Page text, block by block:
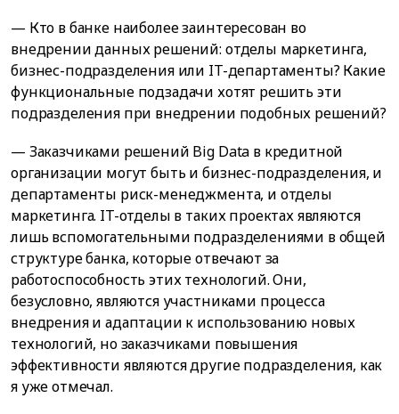
— Кто в банке наиболее заинтересован во
внедрении данных решений: отделы маркетинга,
бизнес-подразделения или IT-департаменты? Какие
функциональные подзадачи хотят решить эти
подразделения при внедрении подобных решений?
— Заказчиками решений Big Data в кредитной
организации могут быть и бизнес-подразделения, и
департаменты риск-менеджмента, и отделы
маркетинга. IT-отделы в таких проектах являются
лишь вспомогательными подразделениями в общей
структуре банка, которые отвечают за
работоспособность этих технологий. Они,
безусловно, являются участниками процесса
внедрения и адаптации к использованию новых
технологий, но заказчиками повышения
эффективности являются другие подразделения, как
я уже отмечал.